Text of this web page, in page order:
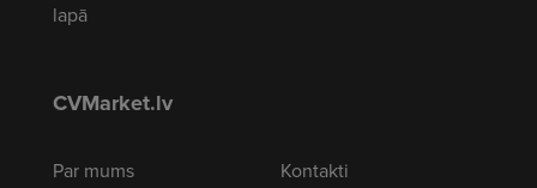
lapā
CVMarket.lv
Par mums
Kontakti